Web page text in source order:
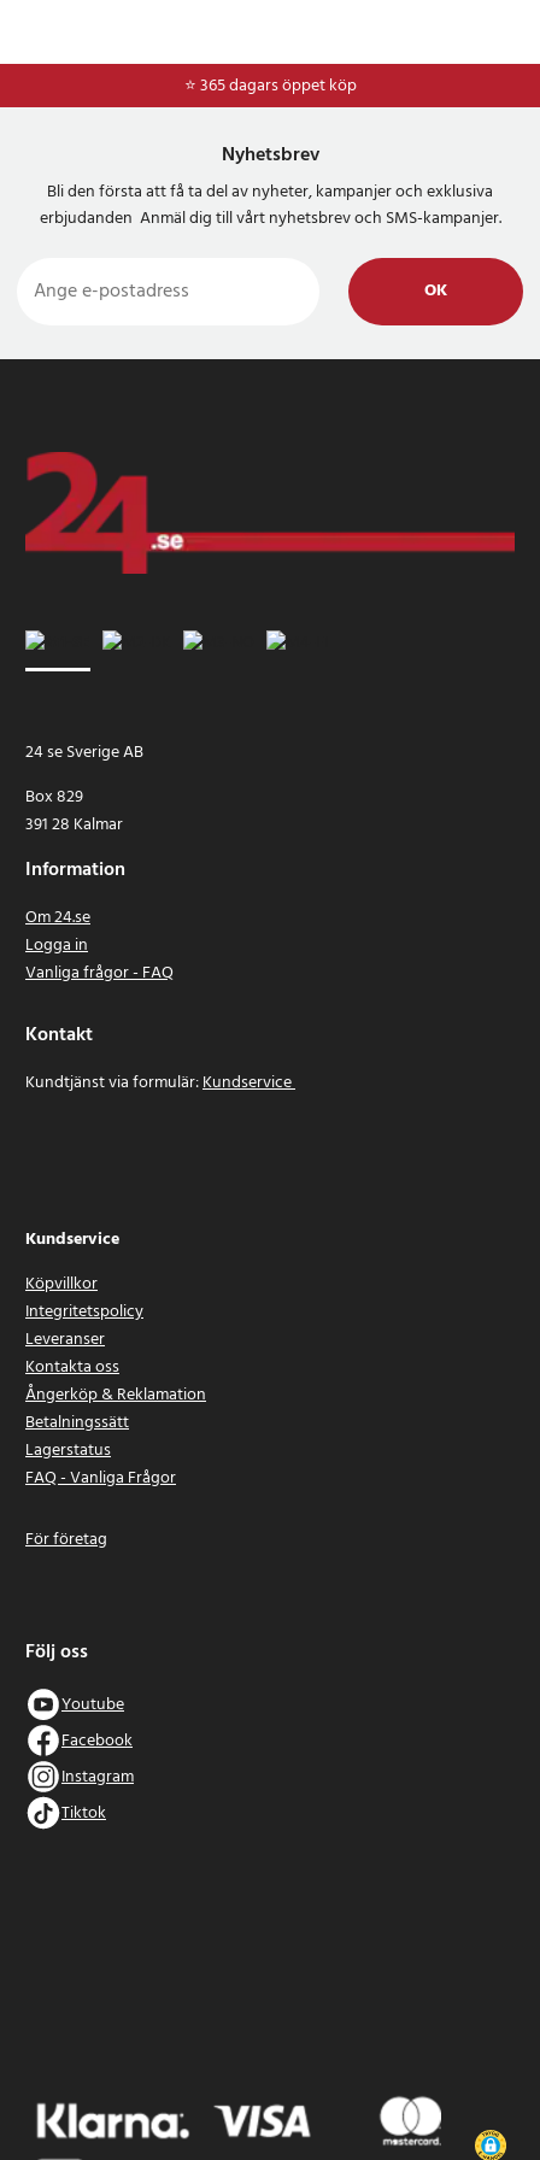
⭐ 365 dagars öppet köp
Nyhetsbrev
Bli den första att få ta del av nyheter, kampanjer och exklusiva
erbjudanden Anmäl dig till vårt nyhetsbrev och SMS-kampanjer.
OK
24 se Sverige AB
Box 829
391 28 Kalmar
Information
Om 24.se
Logga in
Vanliga frågor - FAQ
Kontakt
Kundtjänst via formulär:Kundservice
Kundservice
Köpvillkor
Integritetspolicy
Leveranser
Kontakta oss
Ångerköp & Reklamation
Betalningssätt
Lagerstatus
FAQ - Vanliga Frågor
För företag
Följ oss
Youtube
Facebook
Instagram
Tiktok